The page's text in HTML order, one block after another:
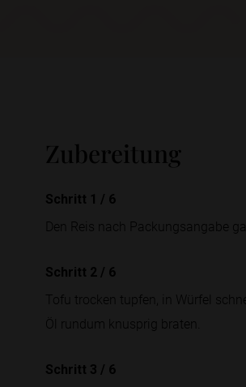
Zubereitung
Schritt 1 / 6
Den Reis nach Packungsangabe
Schritt 2 / 6
Tofu trocken tupfen, in Würfel
Öl rundum knusprig braten.
Schritt 3 / 6